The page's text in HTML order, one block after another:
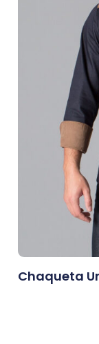
Chaqueta